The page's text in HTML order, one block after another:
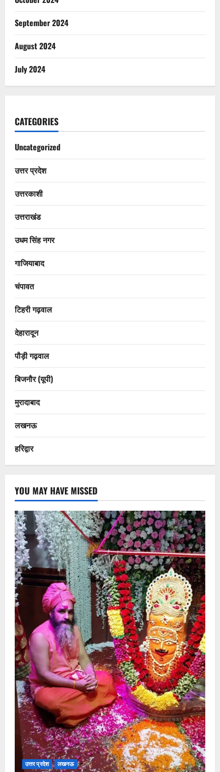
September 2024
August 2024
July 2024
CATEGORIES
Uncategorized
उत्तर प्रदेश
उत्तरकाशी
उत्तराखंड
उधम सिंह नगर
गाजियाबाद
चंपावत
टिहरी गढ़वाल
देहारादून
पौड़ी गढ़वाल
बिजनौर (यूपी)
मुरादाबाद
लखनऊ
हरिद्वार
YOU MAY HAVE MISSED
उत्तर प्रदेश लखनऊ